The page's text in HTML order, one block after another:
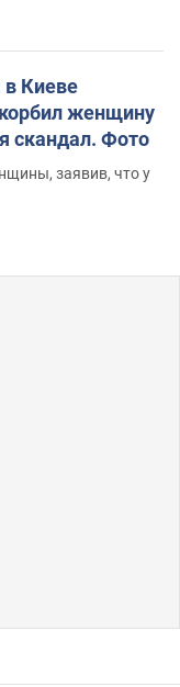
в Киеве
женщину
скандал. Фото
заявив, что у